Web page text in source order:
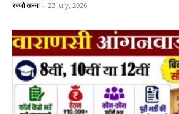
रज्जो खन्ना - 23 July, 2026